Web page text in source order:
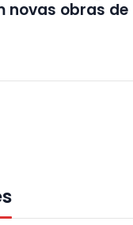
novas obras de